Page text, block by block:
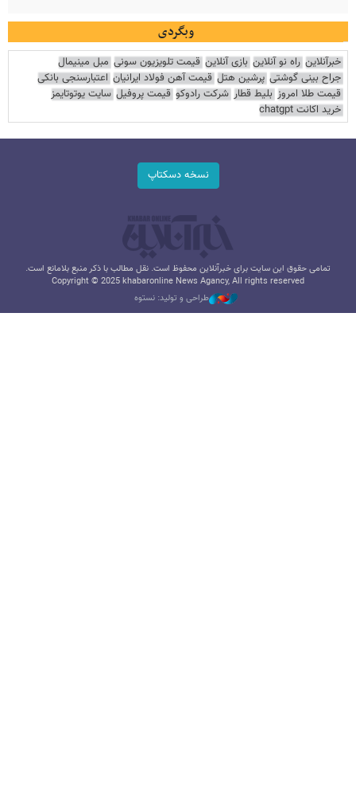
وبگردی
خبرآنلاین راه نو آنلاین بازی آنلاین قیمت تلویزیون سونی مبل مینیمال
جراح بینی گوشتی پرشین هتل قیمت آهن فولاد ایرانیان اعتبارسنجی بانکی
قیمت طلا امروز بلیط قطار شرکت رادوکو قیمت پروفیل سایت یوتوتایمز
خرید اکانت chatgpt
نسخه دسکتاپ
تمامی حقوق این سایت برای خبرآنلاین محفوظ است. نقل مطالب با ذکر منبع بلامانع است.
Copyright © 2025 khabaronline News Agancy, All rights reserved
طراحی و تولید: نستوه